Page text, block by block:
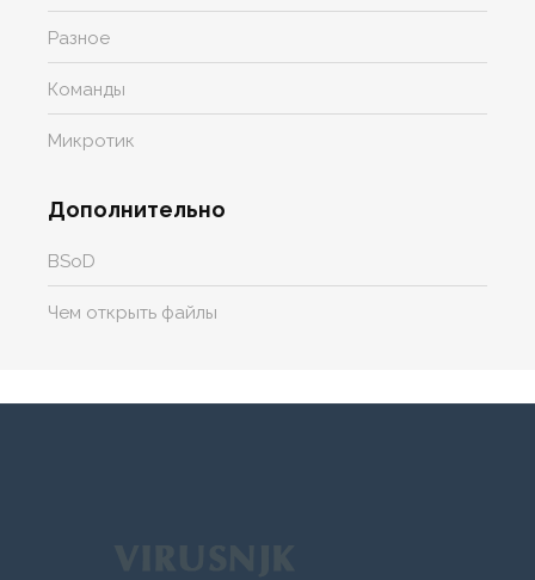
Разное
Команды
Микротик
Дополнительно
BSoD
Чем открыть файлы